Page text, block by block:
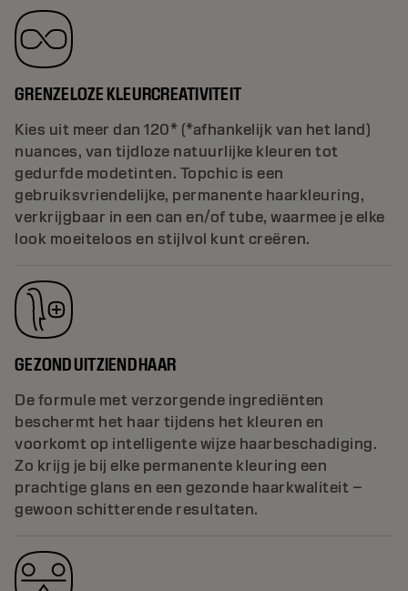
GRENZELOZE KLEURCREATIVITEIT
Kies uit meer dan 120* (*afhankelijk van het land)
nuances, van tijdloze natuurlijke kleuren tot
gedurfde modetinten. Topchic is een
gebruiksvriendelijke, permanente haarkleuring,
verkrijgbaar in een can en/of tube, waarmee je elke
look moeiteloos en stijlvol kunt creëren.
GEZOND UITZIEND HAAR
De formule met verzorgende ingrediënten
beschermt het haar tijdens het kleuren en
voorkomt op intelligente wijze haarbeschadiging.
Zo krijg je bij elke permanente kleuring een
prachtige glans en een gezonde haarkwaliteit –
gewoon schitterende resultaten.